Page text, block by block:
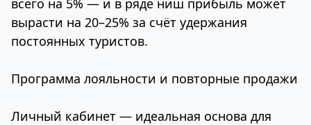
всего на 5% — и в ряде ниш прибыль может
вырасти на 20–25% за счёт удержания
постоянных туристов.
Программа лояльности и повторные продажи
Личный кабинет — идеальная основа для